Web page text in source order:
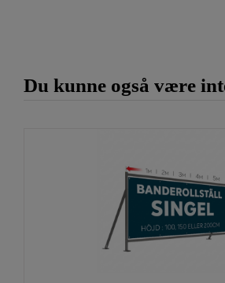
Længde: 77 cm
udvalgte
og udendørs visninger!
Har du ønsker til andre produkter, så
info@gdirekt.se eller telefon 011-252515
Du kunne også være